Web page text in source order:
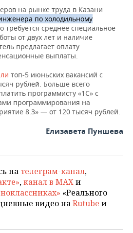
на рынке труда в Казани
по холодильному
требуется среднее специальное
от двух лет и наличие
предлагает оплату
выплаты.
топ-5 июньских вакансий с
рублей. Больше всего
программисту «1С» с
программирования на
8.3» — от 120 тысяч рублей.
Елизавета Пуншева
на телеграм-канал,
,канал в MAXи
«Реального
видео наRutube и